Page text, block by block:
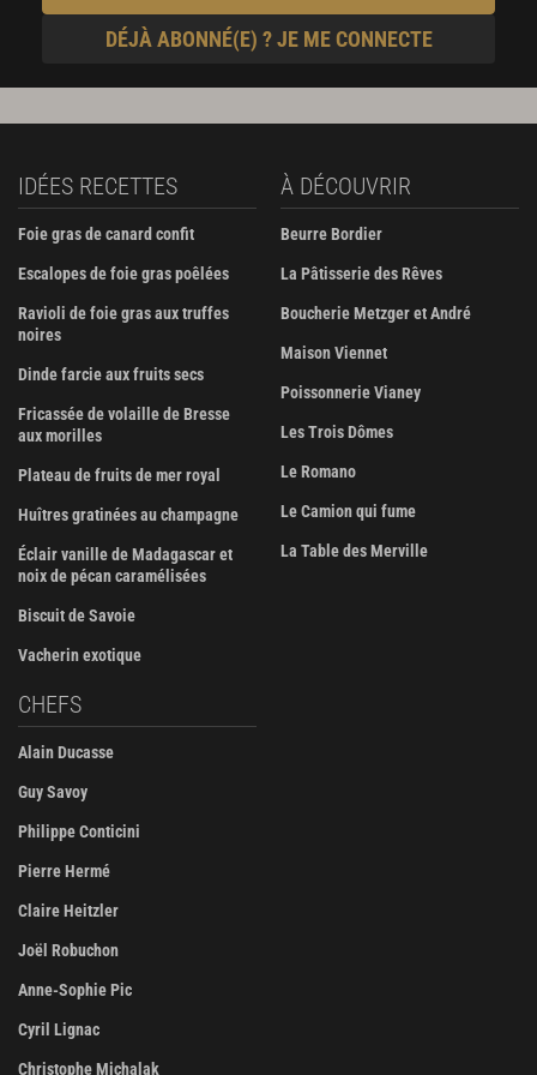
DÉJÀ ABONNÉ(E) ? JE ME CONNECTE
IDÉES RECETTES
Foie gras de canard confit
Escalopes de foie gras poêlées
Ravioli de foie gras aux truffes
noires
Dinde farcie aux fruits secs
Fricassée de volaille de Bresse
aux morilles
Plateau de fruits de mer royal
Huîtres gratinées au champagne
Éclair vanille de Madagascar et
noix de pécan caramélisées
Biscuit de Savoie
Vacherin exotique
À DÉCOUVRIR
Beurre Bordier
La Pâtisserie des Rêves
Boucherie Metzger et André
Maison Viennet
Poissonnerie Vianey
Les Trois Dômes
Le Romano
Le Camion qui fume
La Table des Merville
CHEFS
Alain Ducasse
Guy Savoy
Philippe Conticini
Pierre Hermé
Claire Heitzler
Joël Robuchon
Anne-Sophie Pic
Cyril Lignac
Christophe Michalak